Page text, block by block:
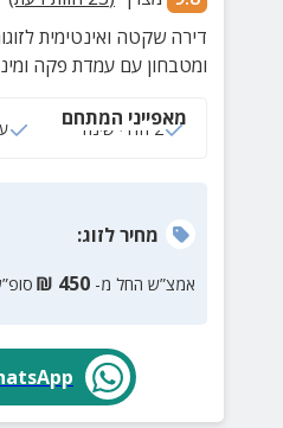
דירה שקטה ואינטימית
ומטבחון עם עמדת פקה
מאפייני המתחם
2 חדרי שינה
מחירלזוג:
אמצ”ש החל מ- 450
₪